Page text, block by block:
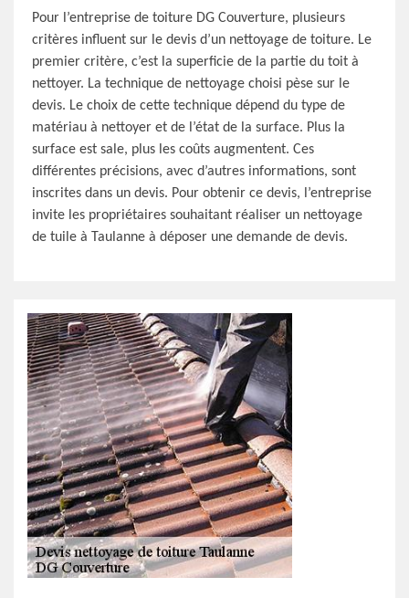
Pour l’entreprise de toiture DG Couverture, plusieurs
critères influent sur le devis d’un nettoyage de toiture. Le
premier critère, c’est la superficie de la partie du toit à
nettoyer. La technique de nettoyage choisi pèse sur le
devis. Le choix de cette technique dépend du type de
matériau à nettoyer et de l’état de la surface. Plus la
surface est sale, plus les coûts augmentent. Ces
différentes précisions, avec d’autres informations, sont
inscrites dans un devis. Pour obtenir ce devis, l’entreprise
invite les propriétaires souhaitant réaliser un nettoyage
de tuile à Taulanne à déposer une demande de devis.